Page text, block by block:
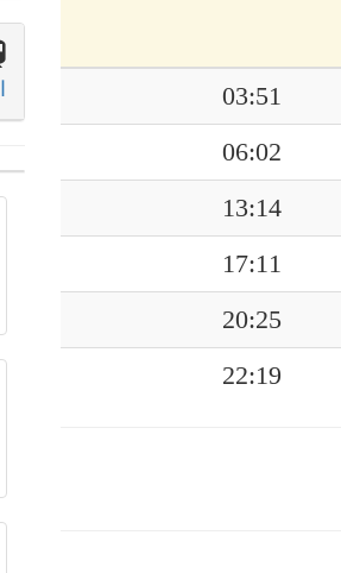
03:51
06:02
13:14
17:11
20:25
22:19